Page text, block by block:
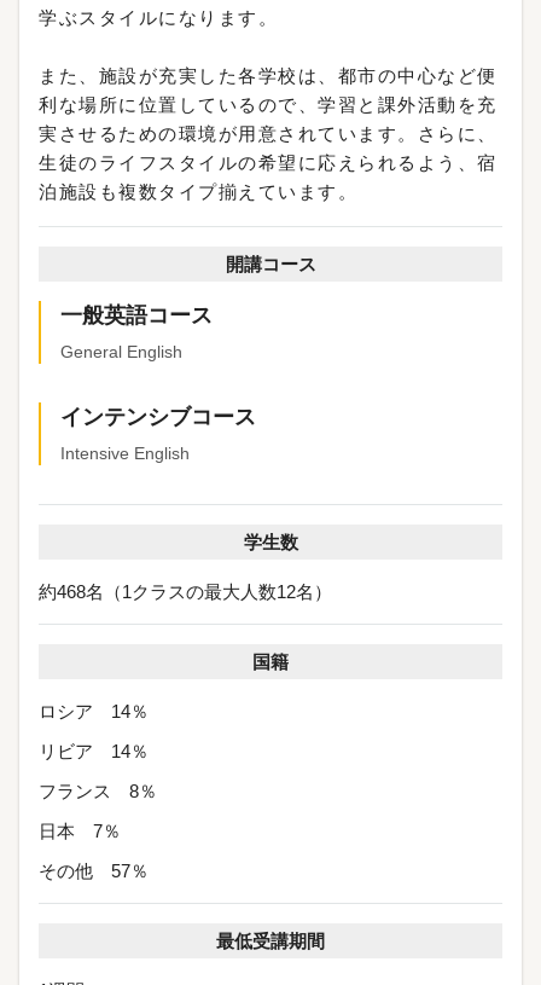
学ぶスタイルになります。
また、施設が充実した各学校は、都市の中心など便
利な場所に位置しているので、学習と課外活動を充
実させるための環境が用意されています。さらに、
生徒のライフスタイルの希望に応えられるよう、宿
泊施設も複数タイプ揃えています。
開講コース
一般英語コース
General English
インテンシブコース
Intensive English
学生数
約468名（1クラスの最大人数12名）
国籍
ロシア 14％
リビア 14％
フランス 8％
日本 7％
その他 57％
最低受講期間